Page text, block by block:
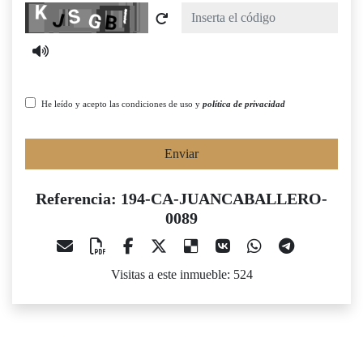
Captcha
He leído y acepto las condiciones de uso y política de privacidad
Enviar
Referencia: 194-CA-JUANCABALLERO-
0089
Visitas a este inmueble: 524